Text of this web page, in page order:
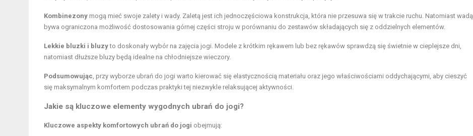
Kombinezony mogą mieć swoje zalety i wady. Zaletą jest ich jednoczęściowa konstrukcja, która nie przesuwa się w trakcie ruchu. Natomiast wadą
bywa ograniczona możliwość dostosowania górnej części stroju w porównaniu do zestawów składających się z oddzielnych elementów.
Lekkie bluzki i bluzyto doskonały wybór na zajęcia jogi. Modele z krótkim rękawem lub bez rękawów sprawdzą się świetnie w cieplejsze dni,
natomiast dłuższe bluzy będą idealne na chłodniejsze wieczory.
Podsumowując , przy wyborze ubrań do jogi warto kierować się elastycznością materiału oraz jego właściwościami oddychającymi, aby cieszyć
się maksymalnym komfortem podczas praktyki tej niezwykle relaksującej aktywności.
Jakie są kluczowe elementy wygodnych ubrań do jogi?
Kluczowe aspekty komfortowych ubrań do jogi obejmują: